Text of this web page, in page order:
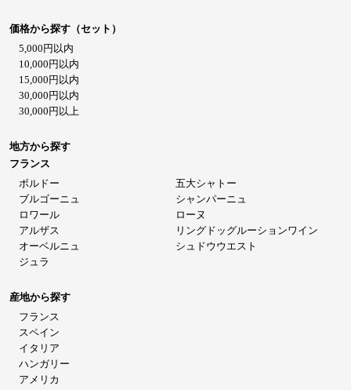
価格から探す（セット）
5,000円以内
10,000円以内
15,000円以内
30,000円以内
30,000円以上
地方から探す
フランス
ボルドー
五大シャトー
ブルゴーニュ
シャンパーニュ
ロワール
ローヌ
アルザス
リングドッグルーションワイン
オーベルニュ
シュドウウエスト
ジュラ
産地から探す
フランス
スペイン
イタリア
ハンガリー
アメリカ